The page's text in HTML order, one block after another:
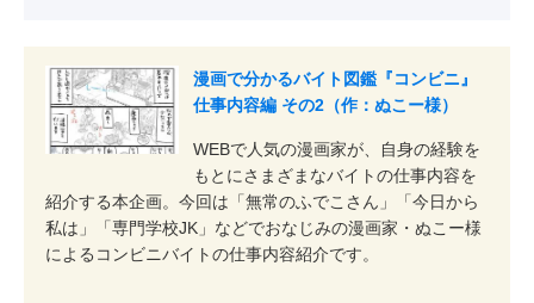
漫画で分かるバイト図鑑『コンビニ』
仕事内容編 その2（作：ぬこー様）
WEBで人気の漫画家が、自身の経験を
もとにさまざまなバイトの仕事内容を
紹介する本企画。今回は「無常のふでこさん」「今日から
私は」「専門学校JK」などでおなじみの漫画家・ぬこー様
によるコンビニバイトの仕事内容紹介です。